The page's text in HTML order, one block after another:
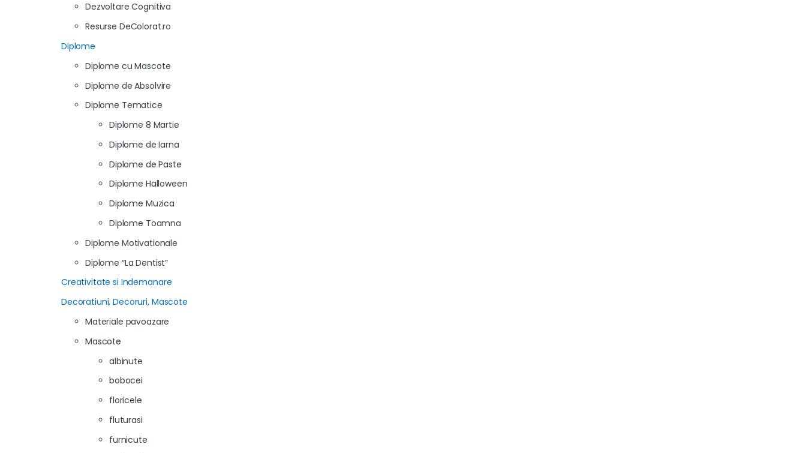
Dezvoltare Cognitiva
Resurse DeColorat.ro
Diplome
Diplome cu Mascote
Diplome de Absolvire
Diplome Tematice
Diplome 8 Martie
Diplome de Iarna
Diplome de Paste
Diplome Halloween
Diplome Muzica
Diplome Toamna
Diplome Motivationale
Diplome “La Dentist”
Creativitate si Indemanare
Decoratiuni, Decoruri, Mascote
Materiale pavoazare
Mascote
albinute
bobocei
floricele
fluturasi
furnicute